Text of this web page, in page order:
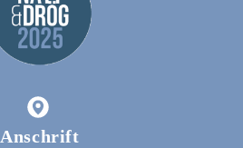
Anschrift